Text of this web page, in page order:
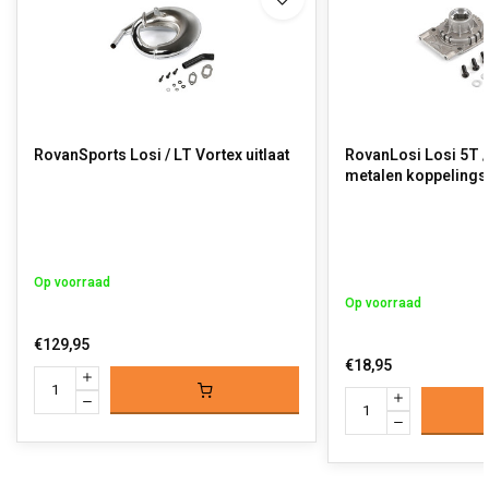
RovanSports Losi / LT Vortex uitlaat
Op voorraad
€129,95
RovanLosi Losi 5T
metalen
Op voorraad
€18,95